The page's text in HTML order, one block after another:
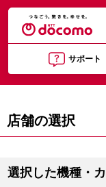
サポート
店舗の選択
選択した機種・